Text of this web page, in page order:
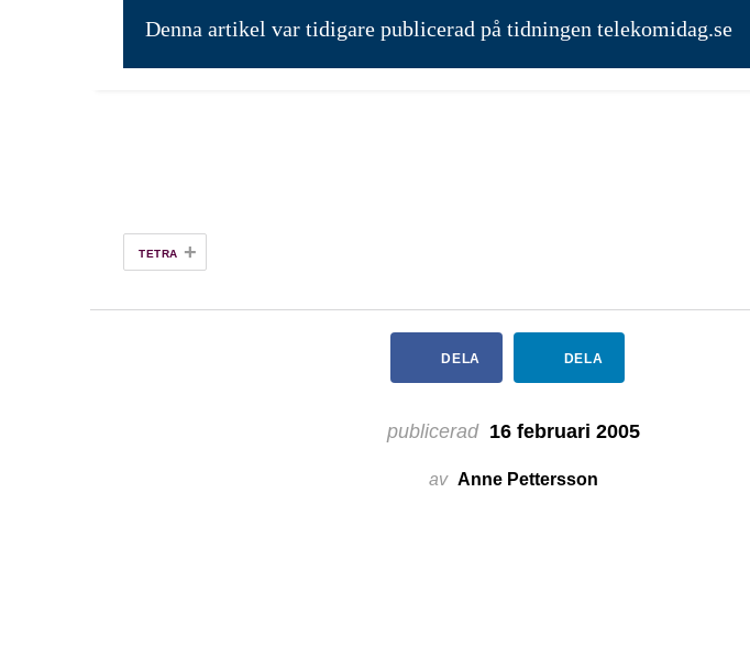
Denna artikel var tidigare publicerad på tidningen telekomidag.se
TETRA +
DELA DELA
publicerad 16 februari 2005
av Anne Pettersson